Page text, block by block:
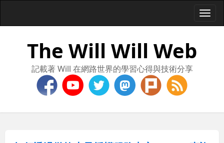
The Will Will Web
記載著 Will 在網路世界的學習心得與技術分享